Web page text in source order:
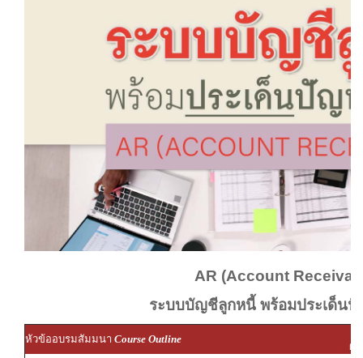
AR (Account
ระบบบัญชีลูกหนี้ พร้อมประเด็น
หัวข้ออบรมสัมมนา Course Outline
ผู้